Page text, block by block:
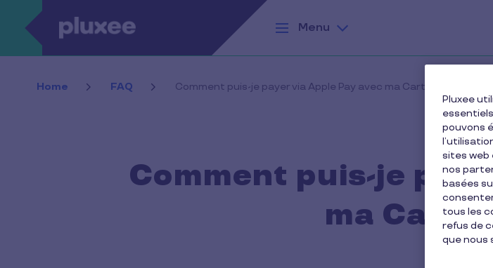
Aller au contenu principal
Menu
Home FAQ Comment puis-je payer via Apple Pay avec ma Carte Pluxee ?
Comment puis-je
ma Carte
Pluxee
pouvons
sites web
nos
basées
tous les
refus de
que nous